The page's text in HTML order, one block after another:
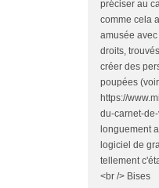
préciser au
comme cela
amusée
droits,
créer des
poupées
https://
du-carnet-
longuement
logiciel de
tellement
<br /> Bises